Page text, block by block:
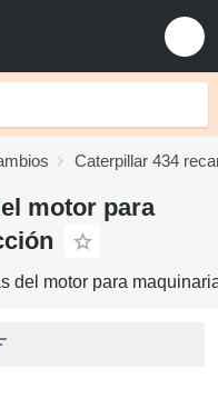
Caterpillar 434
motor para
del motor para